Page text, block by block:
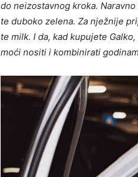
do neizostavnog kroka.
te duboko zelena. Za nježnije
te milk. I da, kad kupujete
moći nositi i kombinirati